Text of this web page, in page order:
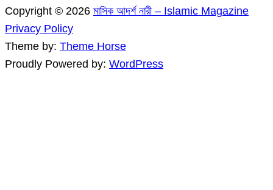
Copyright © 2026 মাসিক আদর্শ নারী – Islamic Magazine
Privacy Policy
Theme by: Theme Horse
Proudly Powered by: WordPress